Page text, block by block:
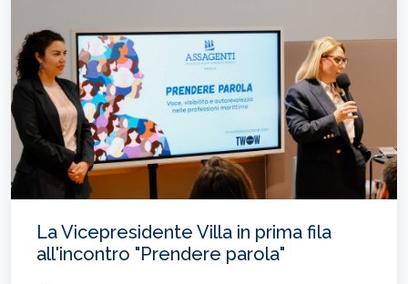
La Vicepresidente Villa in prima fila
all'incontro "Prendere parola"